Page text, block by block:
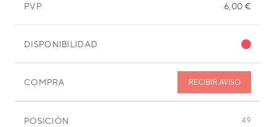
PVP 6,00 €
DISPONIBILIDAD
COMPRA RECIBIR AVISO
POSICIÓN 49